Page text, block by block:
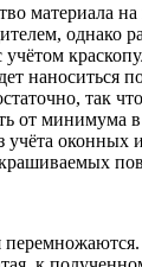
материала
однако
наноситься
так
от минимума
учёта оконных